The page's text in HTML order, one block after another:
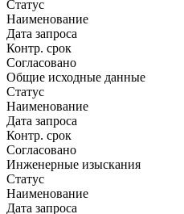
Статус
Наименование
Дата запроса
Контр. срок
Согласовано
Общие исходные данные
Статус
Наименование
Дата запроса
Контр. срок
Согласовано
Инженерные изыскания
Статус
Наименование
Дата запроса